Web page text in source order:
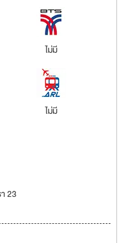
ไม่มี
ไม่มี
23